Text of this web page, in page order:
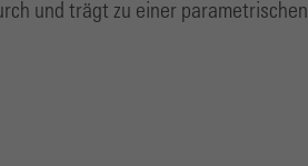
und trägt zu einer